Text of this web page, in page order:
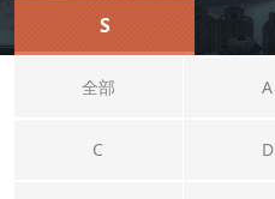
S
全部 A
C D